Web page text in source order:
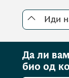
Иди
Да ли
био од